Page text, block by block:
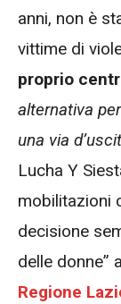
anni, non è
vittime di
proprio
alternativa
una via
Lucha Y
mobilitazioni
decisione
delle donne”
Regione